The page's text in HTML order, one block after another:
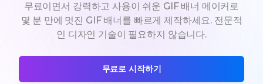
무료이면서 강력하고 사용이 쉬운 GIF 배너 메이커로
몇 분 만에 멋진 GIF 배너를 빠르게 제작하세요. 전문적
인 디자인 기술이 필요하지 않습니다.
무료로 시작하기